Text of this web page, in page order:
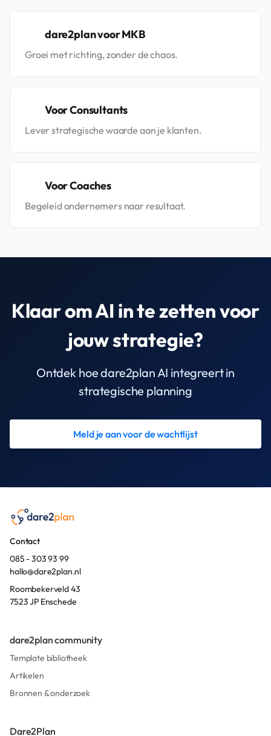
dare2plan voor MKB
Groei met richting, zonder de chaos.
Voor Consultants
Lever strategische waarde aan je klanten.
Voor Coaches
Begeleid ondernemers naar resultaat.
Klaar om AI in te zetten voor
jouw strategie?
Ontdek hoe dare2plan AI integreert in
strategische planning
Meld je aan voor de wachtlijst
Contact
085 - 303 93 99
hallo@dare2plan.nl
Roombekerveld 43
7523 JP Enschede
dare2plan community
Template bibliotheek
Artikelen
Bronnen & onderzoek
Dare2Plan